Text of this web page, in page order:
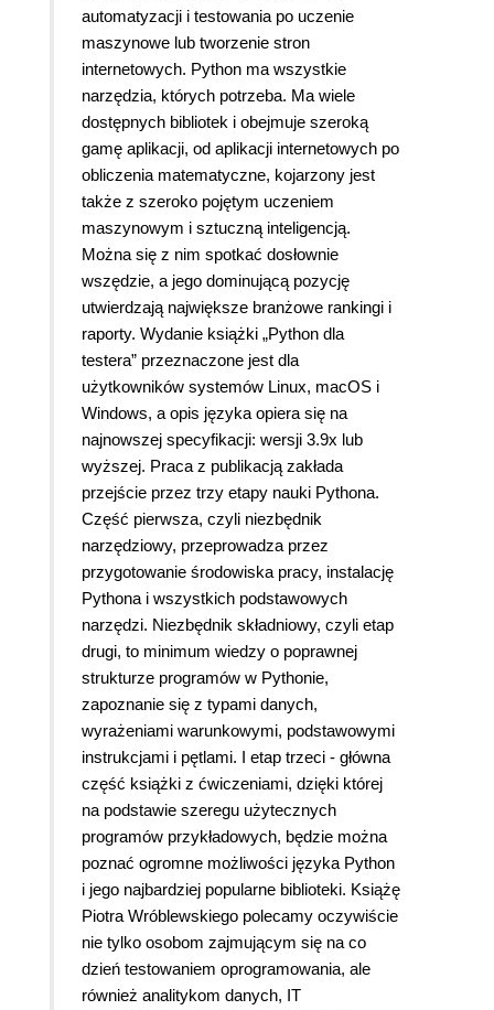
automatyzacji i testowania po uczenie
maszynowe lub tworzenie stron
internetowych. Python ma wszystkie
narzędzia, których potrzeba. Ma wiele
dostępnych bibliotek i obejmuje szeroką
gamę aplikacji, od aplikacji internetowych po
obliczenia matematyczne, kojarzony jest
także z szeroko pojętym uczeniem
maszynowym i sztuczną inteligencją.
Można się z nim spotkać dosłownie
wszędzie, a jego dominującą pozycję
utwierdzają największe branżowe rankingi i
raporty. Wydanie książki „Python dla
testera” przeznaczone jest dla
użytkowników systemów Linux, macOS i
Windows, a opis języka opiera się na
najnowszej specyfikacji: wersji 3.9x lub
wyższej. Praca z publikacją zakłada
przejście przez trzy etapy nauki Pythona.
Część pierwsza, czyli niezbędnik
narzędziowy, przeprowadza przez
przygotowanie środowiska pracy, instalację
Pythona i wszystkich podstawowych
narzędzi. Niezbędnik składniowy, czyli etap
drugi, to minimum wiedzy o poprawnej
strukturze programów w Pythonie,
zapoznanie się z typami danych,
wyrażeniami warunkowymi, podstawowymi
instrukcjami i pętlami. I etap trzeci - główna
część książki z ćwiczeniami, dzięki której
na podstawie szeregu użytecznych
programów przykładowych, będzie można
poznać ogromne możliwości języka Python
i jego najbardziej popularne biblioteki. Książę
Piotra Wróblewskiego polecamy oczywiście
nie tylko osobom zajmującym się na co
dzień testowaniem oprogramowania, ale
również analitykom danych, IT